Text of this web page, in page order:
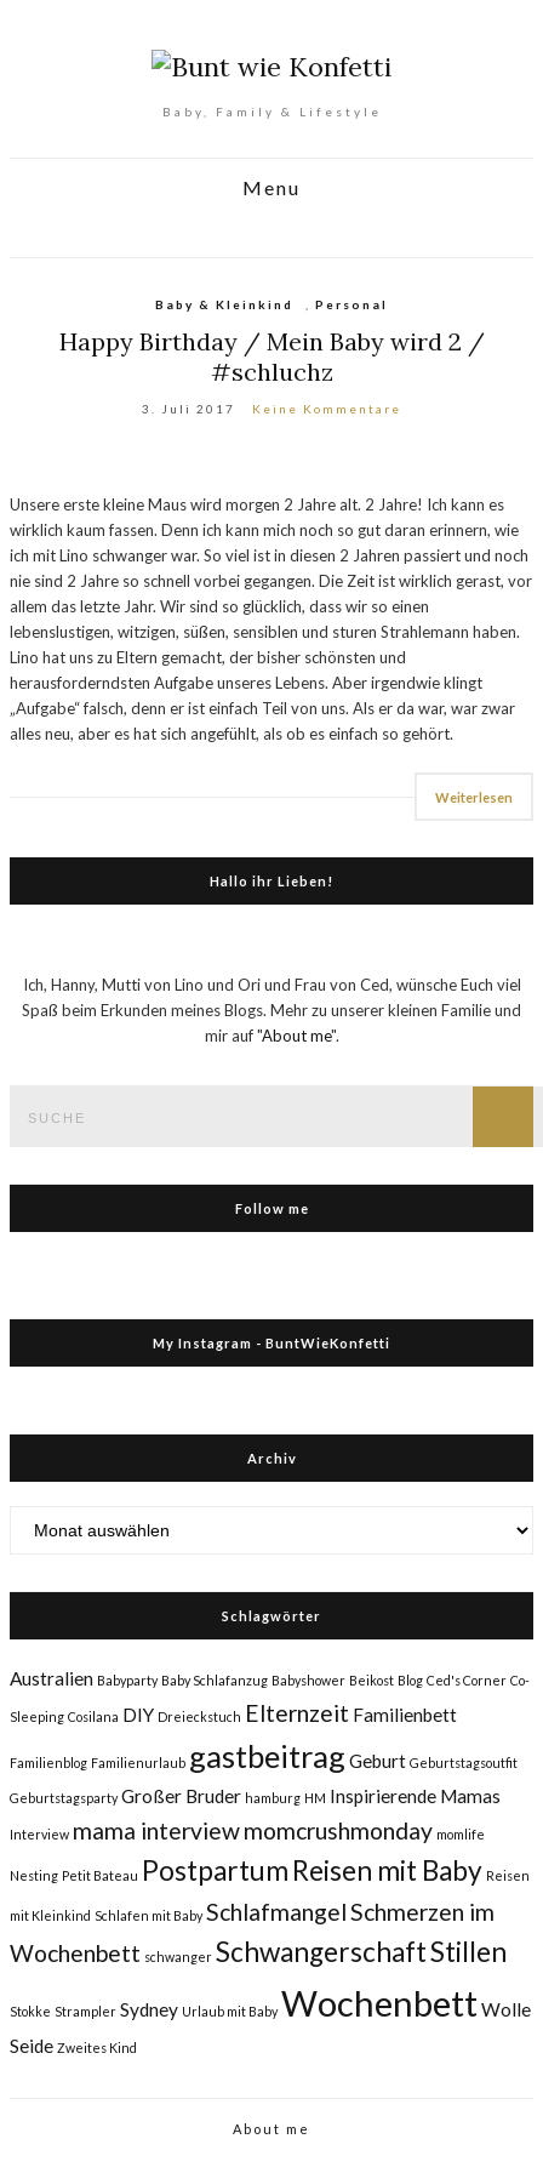
Baby, Family & Lifestyle
Menu
Baby & Kleinkind Personal
Happy Birthday / Mein Baby wird 2 /
#schluchz
3. Juli 2017 Keine Kommentare
Unsere erste kleine Maus wird morgen 2 Jahre alt. 2 Jahre! Ich kann es
wirklich kaum fassen. Denn ich kann mich noch so gut daran erinnern, wie
ich mit Lino schwanger war. So viel ist in diesen 2 Jahren passiert und noch
nie sind 2 Jahre so schnell vorbei gegangen. Die Zeit ist wirklich gerast, vor
allem das letzte Jahr. Wir sind so glücklich, dass wir so einen
lebenslustigen, witzigen, süßen, sensiblen und sturen Strahlemann haben.
Lino hat uns zu Eltern gemacht, der bisher schönsten und
herausforderndsten Aufgabe unseres Lebens. Aber irgendwie klingt
„Aufgabe“ falsch, denn er ist einfach Teil von uns. Als er da war, war zwar
alles neu, aber es hat sich angefühlt, als ob es einfach so gehört.
Weiterlesen
Hallo ihr Lieben!
Ich, Hanny, Mutti von Lino und Ori und Frau von Ced, wünsche Euch viel
Spaß beim Erkunden meines Blogs. Mehr zu unserer kleinen Familie und
mir auf "About me".
nach:
Follow me
My Instagram - BuntWieKonfetti
Archiv
Schlagwörter
Australien Babyparty Baby Schlafanzug Babyshower Beikost Blog Ced's Corner Co-
Sleeping Cosilana DIY Dreieckstuch Elternzeit Familienbett
Familienblog Familienurlaub gastbeitrag Geburt Geburtstagsoutfit
Geburtstagsparty Großer Bruder hamburg HM Inspirierende Mamas
Interview mama interviewmomcrushmonday momlife
Nesting Petit Bateau Postpartum Reisen mit Baby Reisen
mit Kleinkind Schlafen mit Baby Schlafmangel Schmerzen im
Wochenbett schwanger SchwangerschaftStillen
Stokke Strampler Sydney Urlaub mit Baby Wochenbett Wolle
Seide Zweites Kind
About me